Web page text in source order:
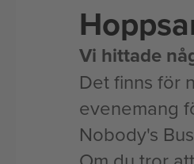
Vi hittade
Det finns för
evenemang
Nobody's